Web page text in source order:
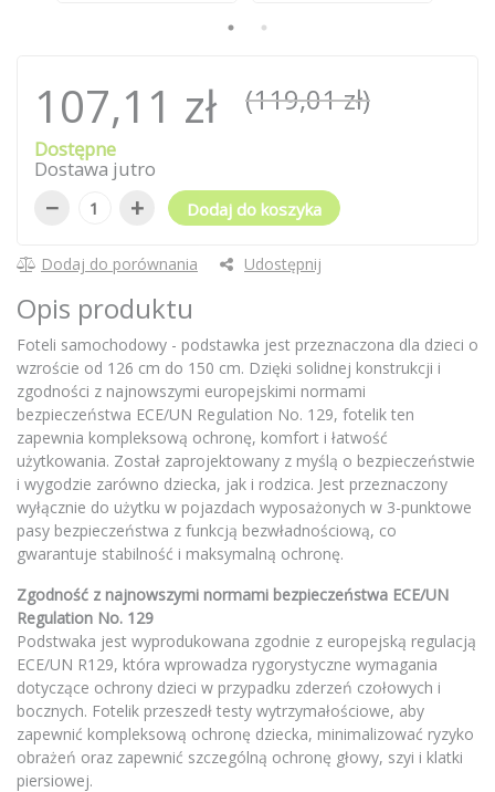
107,11 zł (119,01 zł)
Dostępne
Dostawa jutro
− + Dodaj do koszyka
Dodaj do porównania Udostępnij
Opis produktu
Foteli samochodowy - podstawka jest przeznaczona dla dzieci o
wzroście od 126 cm do 150 cm. Dzięki solidnej konstrukcji i
zgodności z najnowszymi europejskimi normami
bezpieczeństwa ECE/UN Regulation No. 129, fotelik ten
zapewnia kompleksową ochronę, komfort i łatwość
użytkowania. Został zaprojektowany z myślą o bezpieczeństwie
i wygodzie zarówno dziecka, jak i rodzica. Jest przeznaczony
wyłącznie do użytku w pojazdach wyposażonych w 3-punktowe
pasy bezpieczeństwa z funkcją bezwładnościową, co
gwarantuje stabilność i maksymalną ochronę.
Zgodność z najnowszymi normami bezpieczeństwa ECE/UN
Regulation No. 129
Podstwaka jest wyprodukowana zgodnie z europejską regulacją
ECE/UN R129, która wprowadza rygorystyczne wymagania
dotyczące ochrony dzieci w przypadku zderzeń czołowych i
bocznych. Fotelik przeszedł testy wytrzymałościowe, aby
zapewnić kompleksową ochronę dziecka, minimalizować ryzyko
obrażeń oraz zapewnić szczególną ochronę głowy, szyi i klatki
piersiowej.